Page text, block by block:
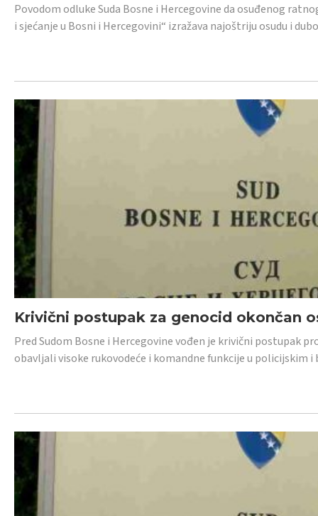
Povodom odluke Suda Bosne i Hercegovine da osuđenog
i sjećanje u Bosni i Hercegovini“ izražava najoštriju osudu i
Krivični postupak za genocid okončan
Pred Sudom Bosne i Hercegovine vođen je krivični postupak
obavljali visoke rukovodeće i komandne funkcije u policijskim